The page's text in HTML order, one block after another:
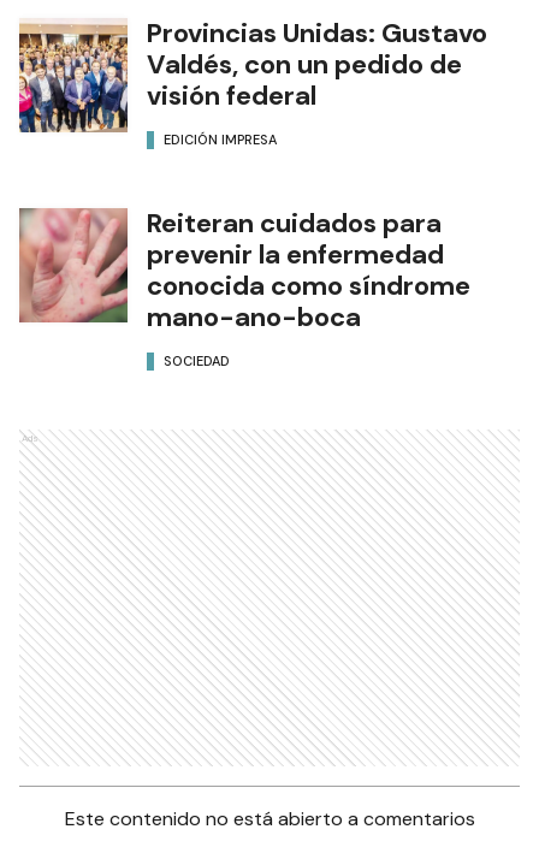
Provincias Unidas: Gustavo
Valdés, con un pedido de
visión federal
EDICIÓN IMPRESA
Reiteran cuidados para
prevenir la enfermedad
conocida como síndrome
mano-ano-boca
SOCIEDAD
Ads
Este contenido no está abierto a comentarios